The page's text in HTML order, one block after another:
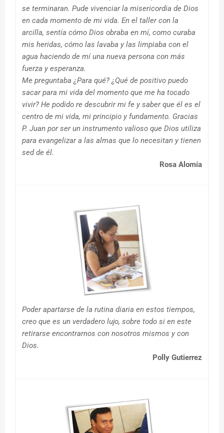
se terminaran. Pude vivenciar la misericordia de Dios
en cada momento de mi vida. En el taller con la
arcilla, sentía cómo Dios obraba en mí, como curaba
mis heridas, cómo las lavaba y las limpiaba con el
agua haciendo de mí una nueva persona con más
fuerza y esperanza.
Me preguntaba ¿Para qué? ¿Qué de positivo puedo
sacar para mi vida del momento que me ha tocado
vivir? He podido re descubrir mi fe y saber que él es el
centro de mi vida, mi principio y fundamento. Gracias
P. Juan por ser un instrumento valioso que Dios utiliza
para evangelizar a las almas que lo necesitan y tienen
sed de él.
Rosa Alomía
Poder apartarse de la rutina diaria en estos tiempos,
creo que es un verdadero lujo, sobre todo si en este
retirarse encontrarnos con nosotros mismos y con
Dios.
Polly Gutierrez